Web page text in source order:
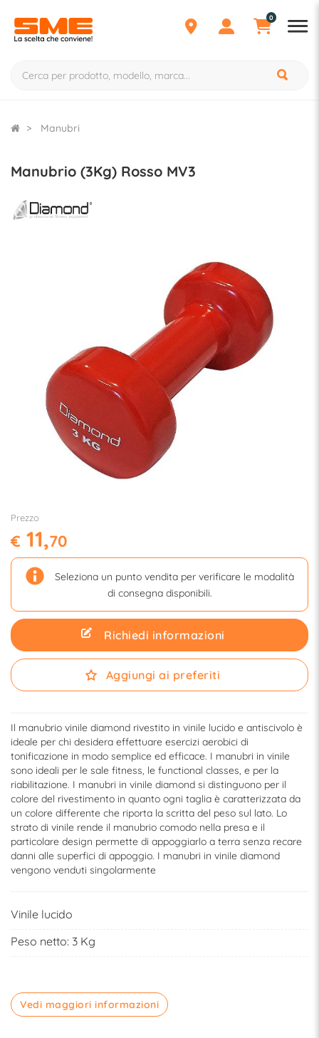
0
Manubri
Manubrio (3Kg) Rosso MV3
Prezzo
€ 11,70
Seleziona un punto vendita per verificare le modalità
di consegna disponibili.
Richiedi informazioni
Aggiungi ai preferiti
Il manubrio vinile diamond rivestito in vinile lucido e antiscivolo è
ideale per chi desidera effettuare esercizi aerobici di
tonificazione in modo semplice ed efficace. I manubri in vinile
sono ideali per le sale fitness, le functional classes, e per la
riabilitazione. I manubri in vinile diamond si distinguono per il
colore del rivestimento in quanto ogni taglia è caratterizzata da
un colore differente che riporta la scritta del peso sul lato. Lo
strato di vinile rende il manubrio comodo nella presa e il
particolare design permette di appoggiarlo a terra senza recare
danni alle superfici di appoggio. I manubri in vinile diamond
vengono venduti singolarmente
Vinile lucido
Peso netto: 3 Kg
Vedi maggiori informazioni